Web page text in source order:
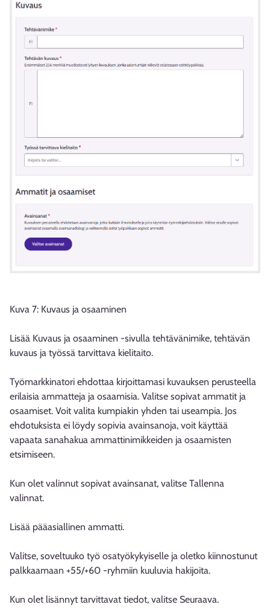
Kuva 7: Kuvaus ja osaaminen
Lisää Kuvaus ja osaaminen -sivulla tehtävänimike, tehtävän
kuvaus ja työssä tarvittava kielitaito.
Työmarkkinatori ehdottaa kirjoittamasi kuvauksen perusteella
erilaisia ammatteja ja osaamisia. Valitse sopivat ammatit ja
osaamiset. Voit valita kumpiakin yhden tai useampia. Jos
ehdotuksista ei löydy sopivia avainsanoja, voit käyttää
vapaata sanahakua ammattinimikkeiden ja osaamisten
etsimiseen.
Kun olet valinnut sopivat avainsanat, valitse Tallenna
valinnat.
Lisää pääasiallinen ammatti.
Valitse, soveltuuko työ osatyökykyiselle ja oletko kiinnostunut
palkkaamaan +55/+60 -ryhmiin kuuluvia hakijoita.
Kun olet lisännyt tarvittavat tiedot, valitse Seuraava.